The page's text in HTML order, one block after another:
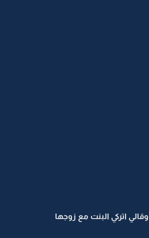
اتركي البنت مع زوجها